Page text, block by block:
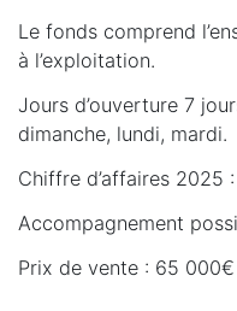
Le fonds comprend
à l’exploitation.
Jours d’ouverture 7
dimanche, lundi, mardi.
Chiffre d’affaires 2025
Accompagnement
Prix de vente : 65 000€